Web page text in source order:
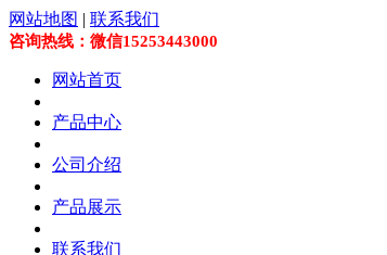
网站地图 | 联系我们
咨询热线：微信15253443000
网站首页
产品中心
公司介绍
产品展示
联系我们